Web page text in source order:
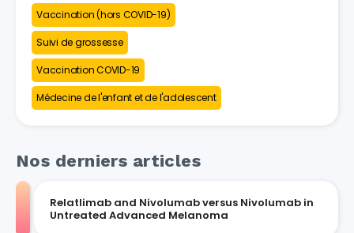
Vaccination (hors COVID-19)
Suivi de grossesse
Vaccination COVID-19
Médecine de l'enfant et de l'adolescent
Nos derniers articles
Relatlimab and Nivolumab versus Nivolumab in
Untreated Advanced Melanoma